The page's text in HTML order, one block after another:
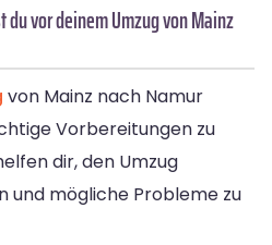
vor deinem Umzug von Mainz
von Mainz nach Namur
Vorbereitungen zu
dir, den Umzug
und mögliche Probleme zu